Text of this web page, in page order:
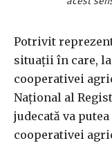
Potrivit
situaţii în care,
cooperativei
Naţional al
judecată va
cooperativei